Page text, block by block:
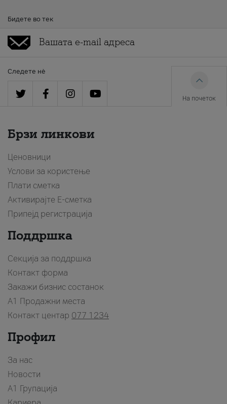
Бидете во тек
Следете нè
На почеток
Брзи линкови
Ценовници
Услови за користење
Плати сметка
Активирајте Е-сметка
Припејд регистрација
Поддршка
Секција за поддршка
Контакт форма
Закажи бизнис состанок
A1 Продажни места
Контакт центар 077 1234
Профил
За нас
Новости
А1 Групација